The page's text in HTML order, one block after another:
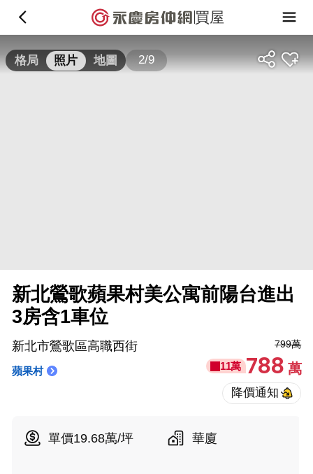
買屋
格局 照片 地圖 2/9
新北鶯歌蘋果村美公寓前陽台進出
3房含1車位
新北市鶯歌區高職西街
蘋果村
799萬
11萬 788萬
單價19.68萬/坪 華廈